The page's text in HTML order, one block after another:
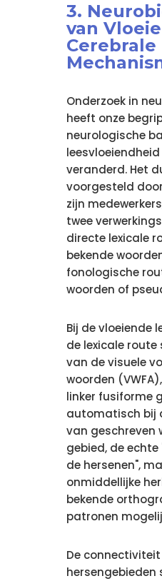
3.
van
Cerebrale
Onderzoek in
heeft onze
neurologische
veranderd. Het
voorgesteld
zijn
twee
directe lexicale
bekende
fonologische
woorden of
Bij de vloeiende
de lexicale route
van de visuele
woorden
linker fusiforme
automatisch bij
van geschreven
gebied, de
de hersenen",
onmiddellijke
bekende
patronen
De
hersengebieden